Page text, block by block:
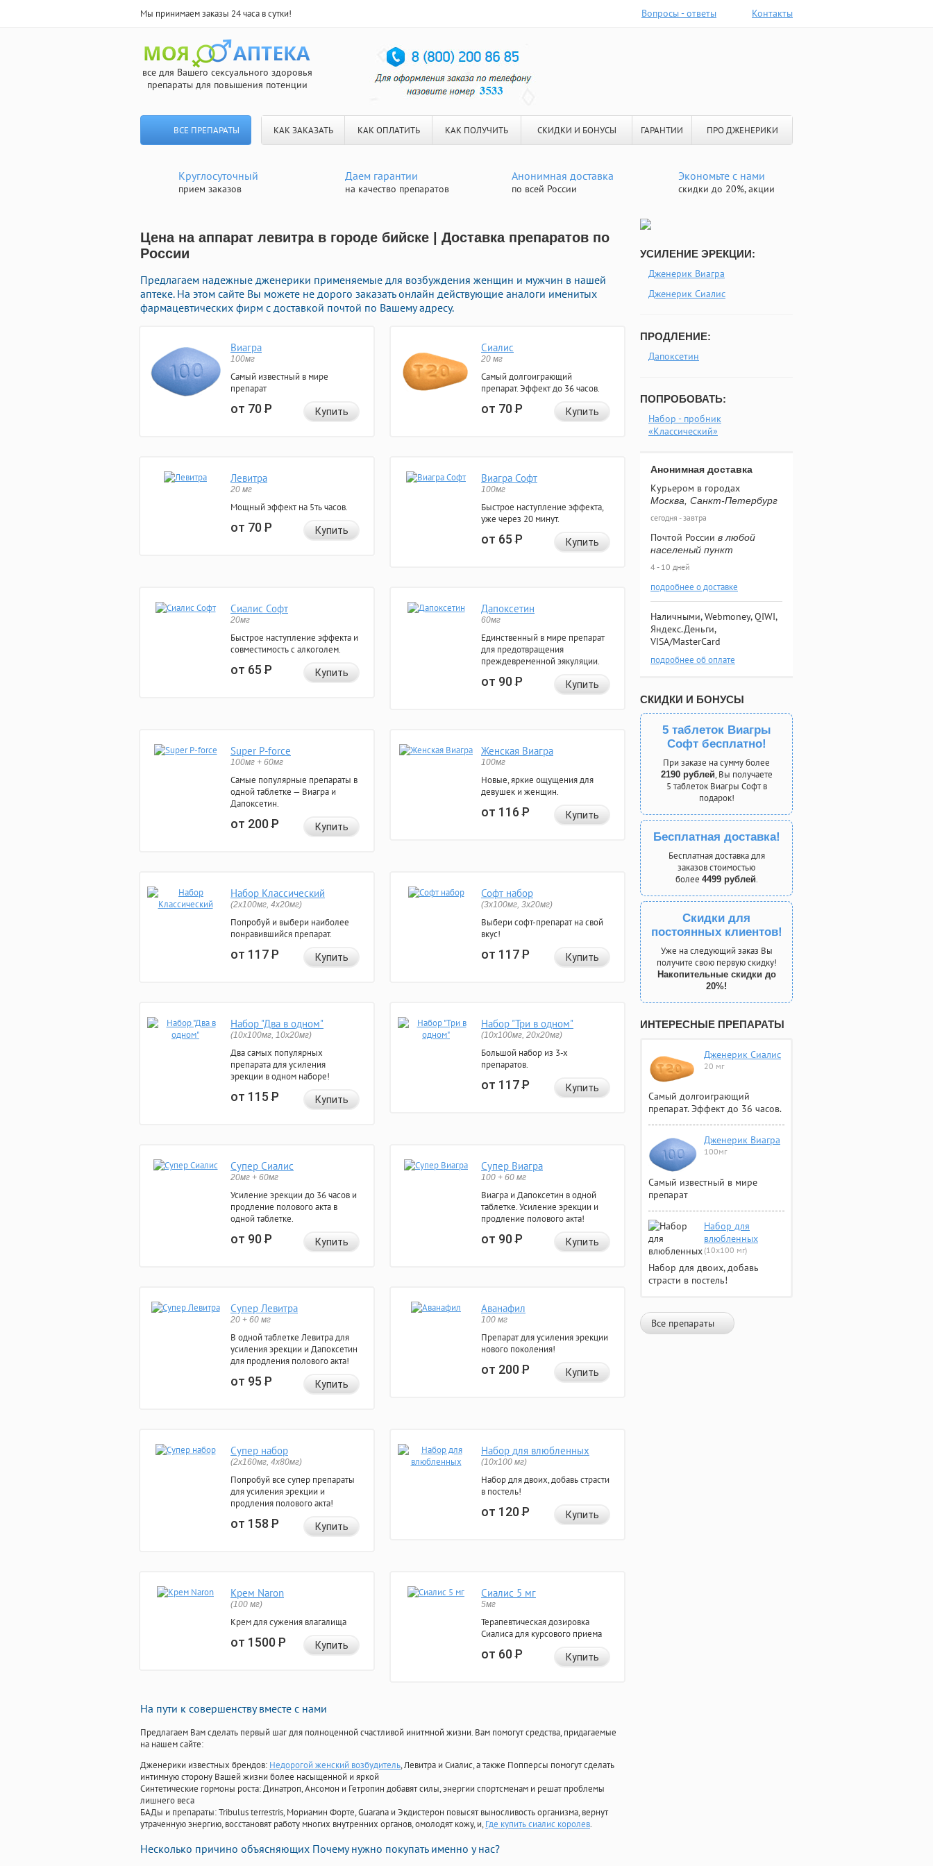
Мы принимаем заказы 24 часа в сутки! Вопросы - ответы Контакты
все для Вашего сексуального здоровья
препараты для повышения потенции
ВСЕ ПРЕПАРАТЫ КАК ЗАКАЗАТЬ КАК ОПЛАТИТЬ КАК ПОЛУЧИТЬ СКИДКИ И БОНУСЫ ГАРАНТИИ ПРО ДЖЕНЕРИКИ
Круглосуточный
прием заказов
Даем гарантии
на качество препаратов
Анонимная доставка
по всей России
Экономьте с нами
скидки до 20%, акции
Цена на аппарат левитра в городе бийске | Доставка препаратов по
России
Предлагаем надежные дженерики применяемые для возбуждения женщин и мужчин в нашей
аптеке. На этом сайте Вы можете не дорого заказать онлайн действующие аналоги именитых
фармацевтических фирм с доставкой почтой по Вашему адресу.
Виагра
100мг
Самый известный в мире
препарат
от 70Р Купить
Сиалис
20 мг
Самый долгоиграющий
препарат. Эффект до 36 часов.
от 70Р Купить
Левитра
20 мг
Мощный эффект на 5ть часов.
от 70Р Купить
Виагра Софт
100мг
Быстрое наступление эффекта,
уже через 20 минут.
от 65Р Купить
Сиалис Софт
20мг
Быстрое наступление эффекта и
совместимость с алкоголем.
от 65Р Купить
Дапоксетин
60мг
Единственный в мире препарат
для предотвращения
преждевременной эякуляции.
от 90Р Купить
Super P-force
100мг + 60мг
Самые популярные препараты в
одной таблетке — Виагра и
Дапоксетин.
от 200Р Купить
Женская Виагра
100мг
Новые, яркие ощущения для
девушек и женщин.
от 116Р Купить
Набор Классический
(2x100мг, 4x20мг)
Попробуй и выбери наиболее
понравившийся препарат.
от 117Р Купить
Софт набор
(3x100мг, 3x20мг)
Выбери софт-препарат на свой
вкус!
от 117Р Купить
Набор "Два в одном"
(10x100мг, 10x20мг)
Два самых популярных
препарата для усиления
эрекции в одном наборе!
от 115Р Купить
Набор "Три в одном"
(10x100мг, 20x20мг)
Большой набор из 3-х
препаратов.
от 117Р Купить
Супер Сиалис
20мг + 60мг
Усиление эрекции до 36 часов и
продление полового акта в
одной таблетке.
от 90Р Купить
Супер Виагра
100 + 60 мг
Виагра и Дапоксетин в одной
таблетке. Усиление эрекции и
продление полового акта!
от 90Р Купить
Супер Левитра
20 + 60 мг
В одной таблетке Левитра для
усиления эрекции и Дапоксетин
для продления полового акта!
от 95Р Купить
Аванафил
100 мг
Препарат для усиления эрекции
нового поколения!
от 200Р Купить
Супер набор
(2х160мг, 4х80мг)
Попробуй все супер препараты
для усиления эрекции и
продления полового акта!
от 158Р Купить
Набор для влюбленных
(10х100 мг)
Набор для двоих, добавь страсти
в постель!
от 120Р Купить
Крем Naron
(100 мг)
Крем для сужения влагалища
от 1500Р Купить
Сиалис 5 мг
5мг
Терапевтическая дозировка
Сиалиса для курсового приема
от 60Р Купить
На пути к совершенству вместе с нами
Предлагаем Вам сделать первый шаг для полноценной счастливой инитмной жизни. Вам помогут средства, придагаемые
на нашем сайте:
Дженерики известных брендов: Недорогой женский возбудитель, Левитра и Сиалис, а также Попперсы помогут сделать
интимную сторону Вашей жизни более насыщенной и яркой
Синтетические гормоны роста: Динатроп, Ансомон и Гетропин добавят силы, энергии спортсменам и решат проблемы
лишнего веса
БАДы и препараты:Tribulus terrestris, Мориамин Форте, Guarana и Экдистерон повысят выносливость организма, вернут
утраченную энергию, восстановят работу многих внутренних органов, омолодят кожу, и, Где купить сиалис королев.
Несколько причино объясняющих Почему нужно покупать именно у нас?
УСИЛЕНИЕ ЭРЕКЦИИ:
Дженерик Виагра
Дженерик Сиалис
ПРОДЛЕНИЕ:
Дапоксетин
ПОПРОБОВАТЬ:
Набор - пробник
«Классический»
Анонимная доставка
Курьером в городах
Москва, Санкт-Петербург
сегодня - завтра
Почтой России в любой
населеный пункт
4 - 10 дней
подробнее о доставке
Наличными, Webmoney, QIWI,
Яндекс.Деньги,
VISA/MasterCard
подробнее об оплате
СКИДКИ И БОНУСЫ
5 таблеток Виагры
Софт бесплатно!
При заказе на сумму более
2190 рублей, Вы получаете
5 таблеток Виагры Софт в
подарок!
Бесплатная доставка!
Бесплатная доставка для
заказов стоимостью
более 4499 рублей.
Скидки для
постоянных клиентов!
Уже на следующий заказ Вы
получите свою первую скидку!
Накопительные скидки до
20%!
ИНТЕРЕСНЫЕ ПРЕПАРАТЫ
Дженерик Сиалис
20 мг
Самый долгоиграющий
препарат. Эффект до 36 часов.
Дженерик Виагра
100мг
Самый известный в мире
препарат
Набор для
влюбленных
(10х100 мг)
Набор для двоих, добавь
страсти в постель!
Все препараты